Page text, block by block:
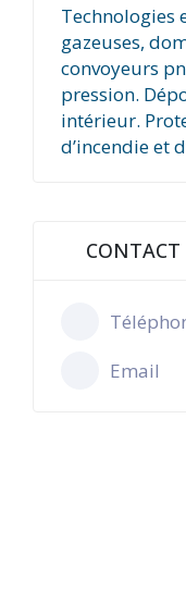
Technologies
gazeuses,
convoyeurs
pression.
intérieur.
d’incendie et
CONTACT
Email